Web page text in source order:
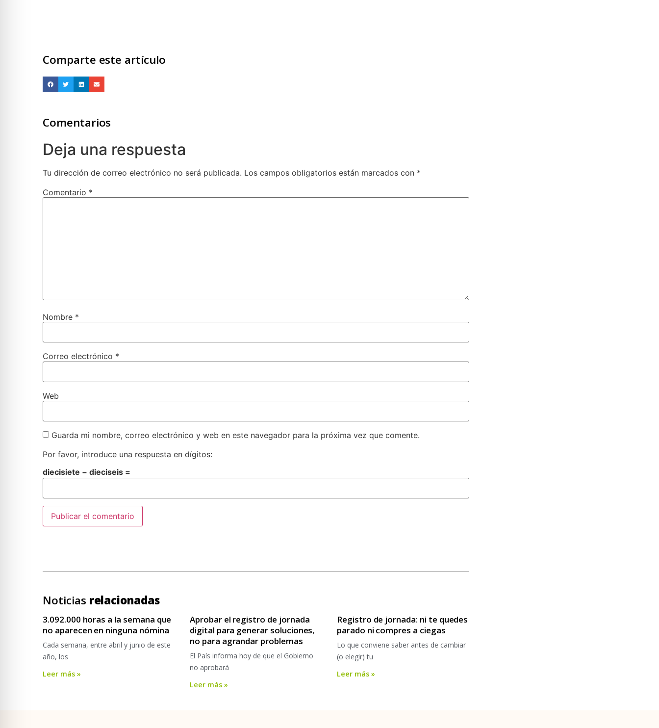
Comparte este artículo
Comentarios
Deja una respuesta
Tu dirección de correo electrónico no será publicada. Los campos obligatorios están marcados con *
Comentario *
Nombre *
Correo electrónico *
Web
Guarda mi nombre, correo electrónico y web en este navegador para la próxima vez que comente.
Por favor, introduce una respuesta en dígitos:
diecisiete − dieciseis =
Noticias relacionadas
3.092.000 horas a la semana que
no aparecen en ninguna nómina
Cada semana, entre abril y junio de este
año, los
Leer más »
Aprobar el registro de jornada
digital para generar soluciones,
no para agrandar problemas
El País informa hoy de que el Gobierno
no aprobará
Leer más »
Registro de jornada: ni te quedes
parado ni compres a ciegas
Lo que conviene saber antes de cambiar
(o elegir) tu
Leer más »